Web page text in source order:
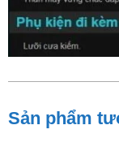
Sản phẩm